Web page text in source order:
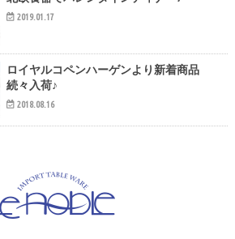
2019.01.17
ロイヤルコペンハーゲンより新着商品
続々入荷♪
2018.08.16